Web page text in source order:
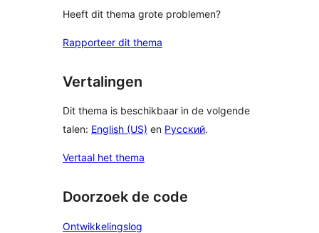
Heeft dit thema grote problemen?
Rapporteer dit thema
Vertalingen
Dit thema is beschikbaar in de volgende
talen: English (US) en Русский.
Vertaal het thema
Doorzoek de code
Ontwikkelingslog